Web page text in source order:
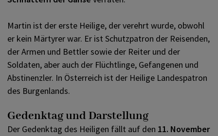
Martin ist der erste Heilige, der verehrt wurde, obwohl
er kein Märtyrer war. Er ist Schutzpatron der Reisenden,
der Armen und Bettler sowie der Reiter und der
Soldaten, aber auch der Flüchtlinge, Gefangenen und
Abstinenzler. In Österreich ist der Heilige Landespatron
des Burgenlands.
Gedenktag und Darstellung
Der Gedenktag des Heiligen fällt auf den 11. November